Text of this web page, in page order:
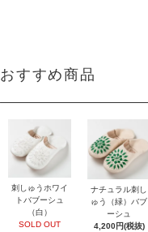
おすすめ商品
刺しゅうホワイ
トバブーシュ
（白）
SOLD OUT
ナチュラル刺し
ゅう（緑）バブ
ーシュ
4,200円(税抜)